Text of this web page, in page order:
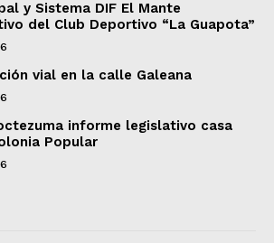
y Sistema DIF El Mante
del Club Deportivo “La Guapota”
vial en la calle Galeana
informe legislativo casa
Popular